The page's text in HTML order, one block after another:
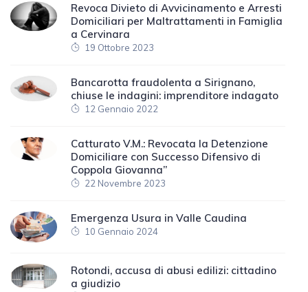
Revoca Divieto di Avvicinamento e Arresti
Domiciliari per Maltrattamenti in Famiglia
a Cervinara
19 Ottobre 2023
Bancarotta fraudolenta a Sirignano,
chiuse le indagini: imprenditore indagato
12 Gennaio 2022
Catturato V.M.: Revocata la Detenzione
Domiciliare con Successo Difensivo di
Coppola Giovanna”
22 Novembre 2023
Emergenza Usura in Valle Caudina
10 Gennaio 2024
Rotondi, accusa di abusi edilizi: cittadino
a giudizio